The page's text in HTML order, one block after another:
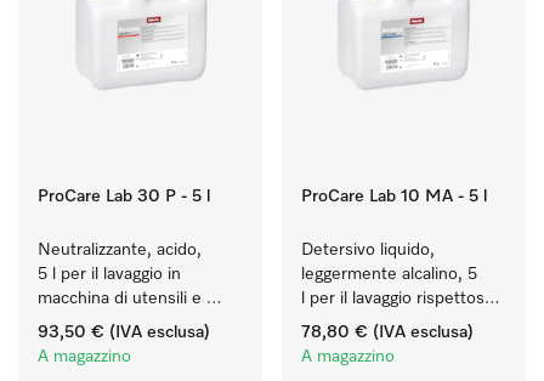
ProCare Lab 30 P - 5 l
Neutralizzante, acido,
5 l per il lavaggio in
macchina di utensili e
vetreria di laboratorio.
93,50 € (IVA esclusa)
A magazzino
ProCare Lab 10 MA - 5 l
Detersivo liquido,
leggermente alcalino, 5
l per il lavaggio rispettoso
dei materiali (vetreria e
utensili di laboratorio).
78,80 € (IVA esclusa)
A magazzino